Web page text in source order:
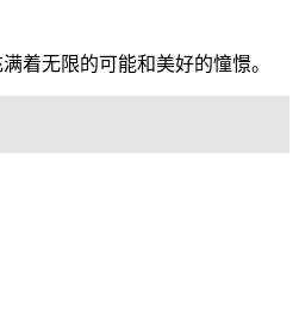
着无限的可能和美好的憧憬。